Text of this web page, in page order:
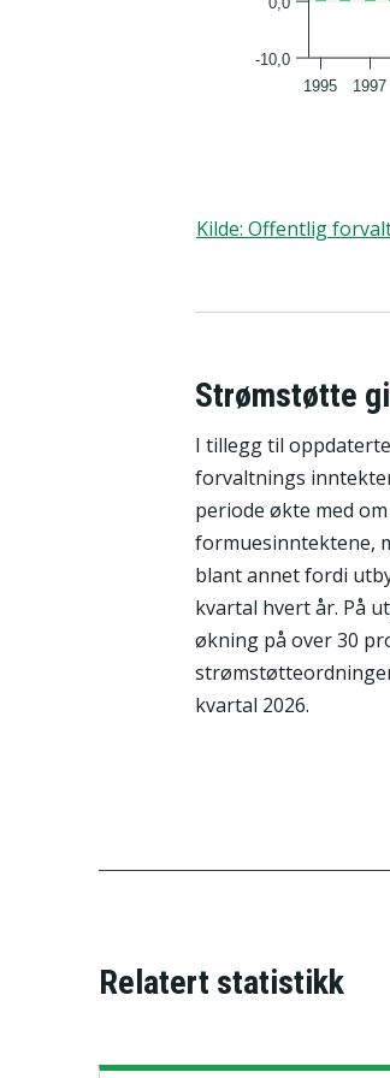
1995 1997
-10,0
Kilde: Offentlig
Strømstøtte
I tillegg til
forvaltnings
periode økte med
formuesinntektene,
blant annet fordi
kvartal hvert år. På
økning på over 30
kvartal 2026.
Relatert statistikk